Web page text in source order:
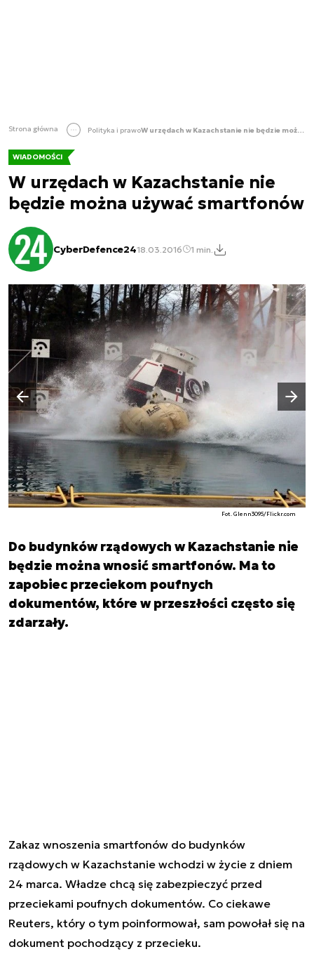
Strona główna Polityka i prawo W urzędach w Kazachstanie nie będzie można używać smartfonów
WIADOMOŚCI
W urzędach w Kazachstanie nie
będzie można używać smartfonów
CyberDefence2418.03.2016 1 min.
Fot. Glenn3095/Flickr.com
Poprzedni slajd
Następny slajd
Do budynków rządowych w Kazachstanie nie
będzie można wnosić smartfonów. Ma to
zapobiec przeciekom poufnych
dokumentów, które w przeszłości często się
zdarzały.
Zakaz wnoszenia smartfonów do budynków
rządowych w Kazachstanie wchodzi w życie z dniem
24 marca. Władze chcą się zabezpieczyć przed
przeciekami poufnych dokumentów. Co ciekawe
Reuters, który o tym poinformował, sam powołał się na
dokument pochodzący z przecieku.